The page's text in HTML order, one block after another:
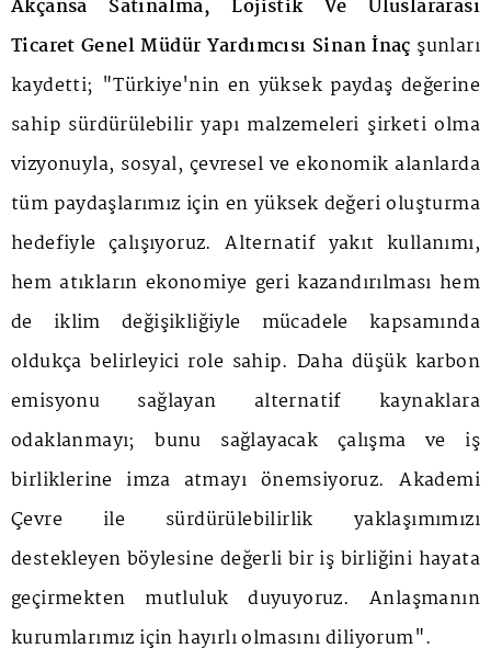
Akçansa Satınalma, Lojistik Ve Uluslararası
Ticaret Genel Müdür Yardımcısı Sinan İnaç şunları
kaydetti; "Türkiye'nin en yüksek paydaş değerine
sahip sürdürülebilir yapı malzemeleri şirketi olma
vizyonuyla, sosyal, çevresel ve ekonomik alanlarda
tüm paydaşlarımız için en yüksek değeri oluşturma
hedefiyle çalışıyoruz. Alternatif yakıt kullanımı,
hem atıkların ekonomiye geri kazandırılması hem
de iklim değişikliğiyle mücadele kapsamında
oldukça belirleyici role sahip. Daha düşük karbon
emisyonu sağlayan alternatif kaynaklara
odaklanmayı; bunu sağlayacak çalışma ve iş
birliklerine imza atmayı önemsiyoruz. Akademi
Çevre ile sürdürülebilirlik yaklaşımımızı
destekleyen böylesine değerli bir iş birliğini hayata
geçirmekten mutluluk duyuyoruz. Anlaşmanın
kurumlarımız için hayırlı olmasını diliyorum".